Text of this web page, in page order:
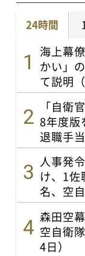
24時間
海上幕
かい」
て説明
「自衛
8年度
退職手
人事発
け、1
名、空自
森田空
空自衛
4日）